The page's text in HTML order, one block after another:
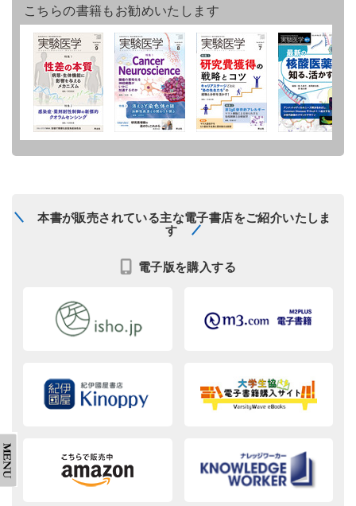
こちらの書籍もお勧めいたします
本書が販売されている主な電子書店をご紹介いたしま
す
電子版を購入する